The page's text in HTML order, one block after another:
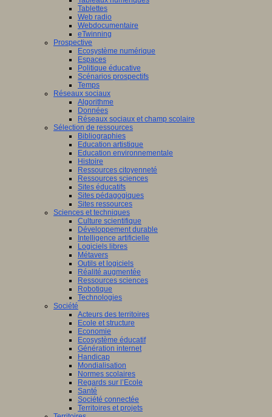
Tablettes
Web radio
Webdocumentaire
eTwinning
Prospective
Ecosystème numérique
Espaces
Politique éducative
Scénarios prospectifs
Temps
Réseaux sociaux
Algorithme
Données
Réseaux sociaux et champ scolaire
Sélection de ressources
Bibliographies
Education artistique
Education environnementale
Histoire
Ressources citoyenneté
Ressources sciences
Sites éducatifs
Sites pédagogiques
Sites ressources
Sciences et techniques
Culture scientifique
Développement durable
Intelligence artificielle
Logiciels libres
Métavers
Outils et logiciels
Réalité augmentée
Ressources sciences
Robotique
Technologies
Société
Acteurs des territoires
Ecole et structure
Economie
Ecosystème éducatif
Génération internet
Handicap
Mondialisation
Normes scolaires
Regards sur l’Ecole
Santé
Société connectée
Territoires et projets